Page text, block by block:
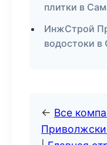
плитки в
ИнжСтрой
водостоки в
← Все